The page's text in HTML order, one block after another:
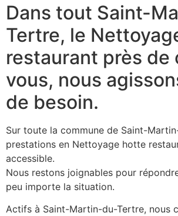
Dans tout Saint-
Tertre, le
restaurant près de
vous, nous
de besoin.
Sur toute la commune de Saint-
prestations en Nettoyage hotte
accessible.
Nous restons joignables pour
peu importe la situation.
Actifs à Saint-Martin-du-Tertre, nous